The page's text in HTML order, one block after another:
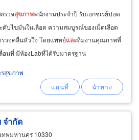
ตรวจสุขภาพพนักงานประจำปี รับเอกซเรย์ปอด
ดับไขมันในเลือด ความสมบูรณ์ของเม็ดเลือด
รวจคลื่นหัวใจ โดยแพทย์และทีมงานคุณภาพที่
อนที่ มีห้องLabที่ได้รับมาตรฐาน
สุขภาพ
จำกัด
ทพมหานคร 10330